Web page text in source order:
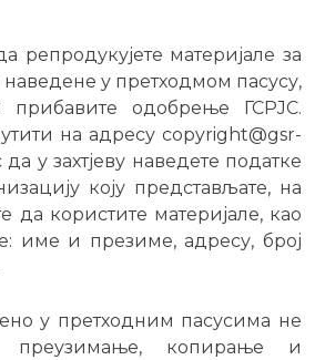
репродукујете материјале за
наведене у претходмом пасусу,
прибавите одобрење ГСРЈС.
на адресу copyright@gsr-
у захтјеву наведете податке
коју представљате, на
да користите материјале, као
име и презиме, адресу, број
у претходним пасусима не
копирање и